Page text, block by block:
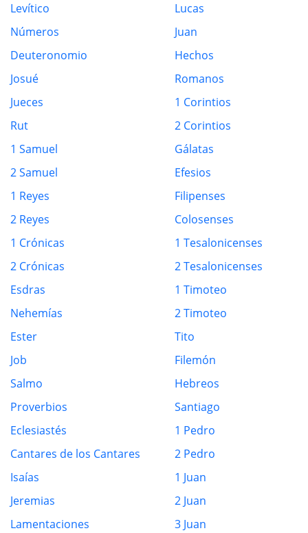
Levítico
Números
Deuteronomio
Josué
Jueces
Rut
1 Samuel
2 Samuel
1 Reyes
2 Reyes
1 Crónicas
2 Crónicas
Esdras
Nehemías
Ester
Job
Salmo
Proverbios
Eclesiastés
Cantares de los Cantares
Isaías
Jeremias
Lamentaciones
Lucas
Juan
Hechos
Romanos
1 Corintios
2 Corintios
Gálatas
Efesios
Filipenses
Colosenses
1 Tesalonicenses
2 Tesalonicenses
1 Timoteo
2 Timoteo
Tito
Filemón
Hebreos
Santiago
1 Pedro
2 Pedro
1 Juan
2 Juan
3 Juan